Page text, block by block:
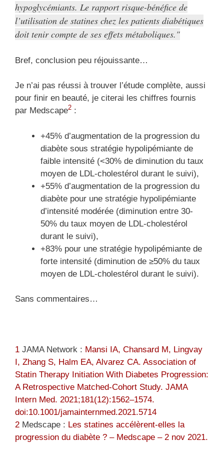
hypoglycémiants. Le rapport risque-bénéfice de
l’utilisation de statines chez les patients diabétiques
doit tenir compte de ses effets métaboliques.
Bref, conclusion peu réjouissante…
Je n’ai pas réussi à trouver l’étude complète, aussi
pour finir en beauté, je citerai les chiffres fournis
par Medscape2 :
+45% d’augmentation de la progression du
diabète sous stratégie hypolipémiante de
faible intensité (<30% de diminution du taux
moyen de LDL-cholestérol durant le suivi),
+55% d’augmentation de la progression du
diabète pour une stratégie hypolipémiante
d’intensité modérée (diminution entre 30-
50% du taux moyen de LDL-cholestérol
durant le suivi),
+83% pour une stratégie hypolipémiante de
forte intensité (diminution de ≥50% du taux
moyen de LDL-cholestérol durant le suivi).
Sans commentaires…
1 JAMA Network : Mansi IA, Chansard M, Lingvay
I, Zhang S, Halm EA, Alvarez CA. Association of
Statin Therapy Initiation With Diabetes Progression:
A Retrospective Matched-Cohort Study. JAMA
Intern Med. 2021;181(12):1562–1574.
doi:10.1001/jamainternmed.2021.5714
2 Medscape : Les statines accélèrent-elles la
progression du diabète ? – Medscape – 2 nov 2021.